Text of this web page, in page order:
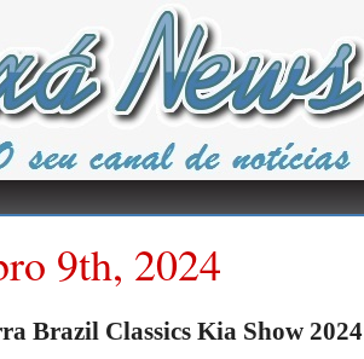
9th, 2024
Brazil Classics Kia Show 2024